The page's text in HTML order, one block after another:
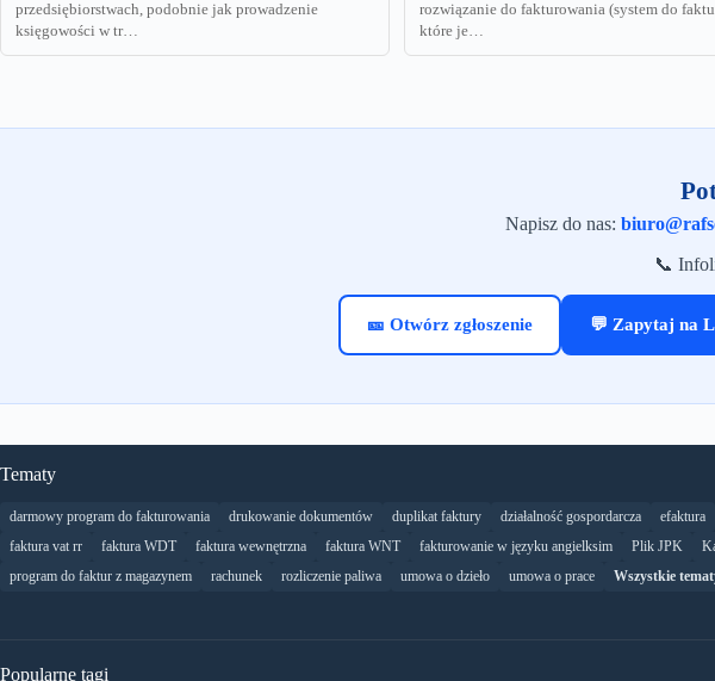
przedsiębiorstwach, podobnie jak prowadzenie
księgowości w tr…
rozwiązanie do fakturowania (system do
które je…
Napisz do nas:
📞
🎫 Otwórz zgłoszenie 💬 Zapytaj na
Tematy
darmowy program do fakturowania drukowanie dokumentów duplikat faktury działalność gospordarcza efaktura
faktura vat rr
faktura WDT faktura wewnętrzna faktura WNT fakturowanie w języku angielksim Plik JPK
program do faktur z magazynem
rachunek rozliczenie paliwa umowa o dzieło umowa o prace Wszystkie
Popularne tagi